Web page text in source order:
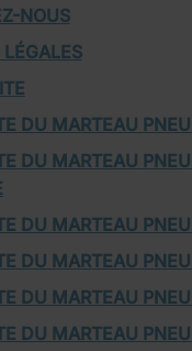
NOUS
DU MARTEAU
DU MARTEAU
DU MARTEAU
DU MARTEAU
DU MARTEAU
DU MARTEAU